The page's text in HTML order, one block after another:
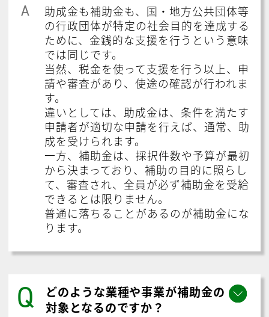
A
助成金も補助金も、国・地方公共団体等
の行政団体が特定の社会目的を達成する
ために、金銭的な支援を行うという意味
では同じです。
当然、税金を使って支援を行う以上、申
請や審査があり、使途の確認が行われま
す。
違いとしては、助成金は、条件を満たす
申請者が適切な申請を行えば、通常、助
成を受けられます。
一方、補助金は、採択件数や予算が最初
から決まっており、補助の目的に照らし
て、審査され、全員が必ず補助金を受給
できるとは限りません。
普通に落ちることがあるのが補助金にな
ります。
Q
どのような業種や事業が補助金の
対象となるのですか？